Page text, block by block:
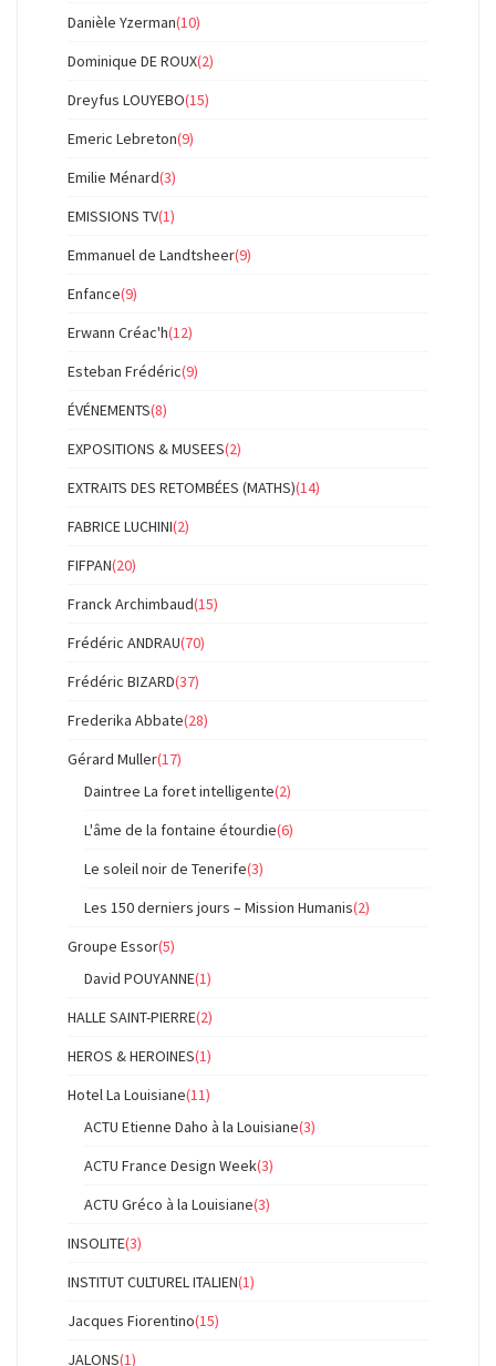
Danièle Yzerman(10)
Dominique DE ROUX(2)
Dreyfus LOUYEBO(15)
Emeric Lebreton(9)
Emilie Ménard(3)
EMISSIONS TV(1)
Emmanuel de Landtsheer(9)
Enfance(9)
Erwann Créac'h(12)
Esteban Frédéric(9)
ÉVÉNEMENTS(8)
EXPOSITIONS & MUSEES(2)
EXTRAITS DES RETOMBÉES (MATHS)(14)
FABRICE LUCHINI(2)
FIFPAN(20)
Franck Archimbaud(15)
Frédéric ANDRAU(70)
Frédéric BIZARD(37)
Frederika Abbate(28)
Gérard Muller(17)
Daintree La foret intelligente(2)
L'âme de la fontaine étourdie(6)
Le soleil noir de Tenerife(3)
Les 150 derniers jours – Mission Humanis(2)
Groupe Essor(5)
David POUYANNE(1)
HALLE SAINT-PIERRE(2)
HEROS & HEROINES(1)
Hotel La Louisiane(11)
ACTU Etienne Daho à la Louisiane(3)
ACTU France Design Week(3)
ACTU Gréco à la Louisiane(3)
INSOLITE(3)
INSTITUT CULTUREL ITALIEN(1)
Jacques Fiorentino(15)
JALONS(1)